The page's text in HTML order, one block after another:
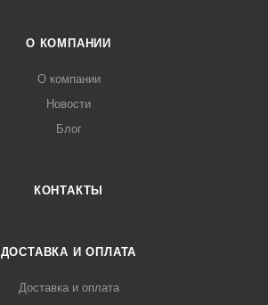
О КОМПАНИИ
О компании
Новости
Блог
КОНТАКТЫ
ДОСТАВКА И ОПЛАТА
Доставка и оплата